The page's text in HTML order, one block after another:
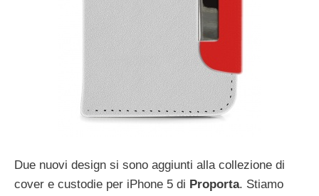
Due nuovi design si sono aggiunti alla collezione di
cover e custodie per iPhone 5 di Proporta. Stiamo